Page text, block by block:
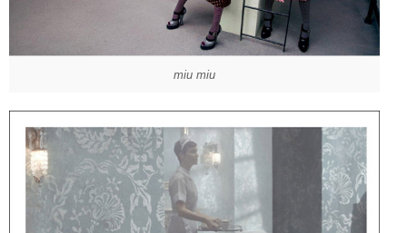
miu miu